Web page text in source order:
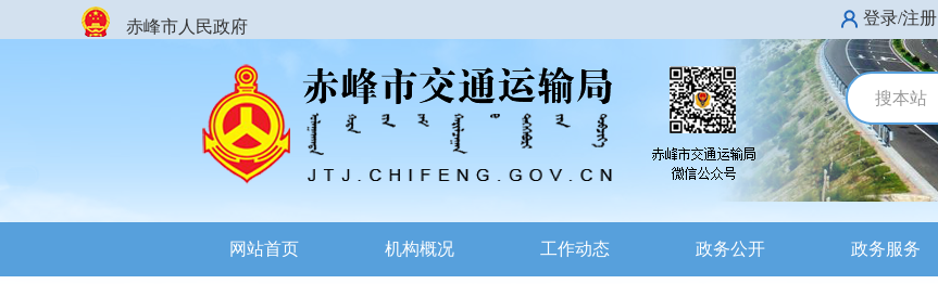
赤峰市人民政府 登录/注册
搜本站
网站首页 机构概况 工作动态 政务公开 政务服务